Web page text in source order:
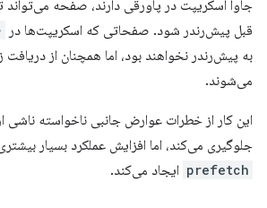
جاوا اسکریپت در پاورقی دارند، صفحه می‌تواند
قبل پیش‌رندر شود. صفحاتی که اسکریپت‌ها در
به پیش‌رندر نخواهند بود، اما همچنان از دریافت
می‌شوند.
این کار از خطرات عوارض جانبی ناخواسته ناشی
جلوگیری می‌کند، اما افزایش عملکرد بسیار
prefetch ایجاد می‌کند.